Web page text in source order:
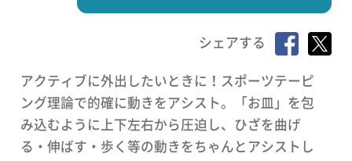
シェアする
アクティブに外出したいときに！スポーツテーピ
ング理論で的確に動きをアシスト。「お皿」を包
み込むように上下左右から圧迫し、ひざを曲げ
る・伸ばす・歩く等の動きをちゃんとアシストし